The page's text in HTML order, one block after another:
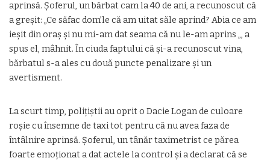
aprinsă. Șoferul, un bărbat cam la 40 de ani, a recunoscut că
a greșit: „Ce săfac dom’le că am uitat săle aprind? Abia ce am
ieșit din oraș și nu mi-am dat seama că nu le-am aprins „, a
spus el, mâhnit. În ciuda faptului că și-a recunoscut vina,
bărbatul s-a ales cu două puncte penalizare și un
avertisment.
La scurt timp, polițiștii au oprit o Dacie Logan de culoare
roșie cu însemne de taxi tot pentru că nu avea faza de
întâlnire aprinsă. Șoferul, un tânăr taximetrist ce părea
foarte emoționat a dat actele la control și a declarat că se